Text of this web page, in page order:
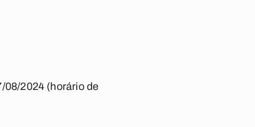
08/2024 (horário de